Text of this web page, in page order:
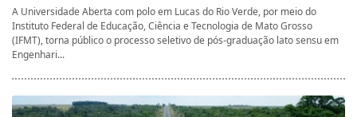
A Universidade Aberta com polo em Lucas do Rio Verde, por meio do
Instituto Federal de Educação, Ciência e Tecnologia de Mato Grosso
(IFMT), torna público o processo seletivo de pós-graduação lato sensu em
Engenhari...